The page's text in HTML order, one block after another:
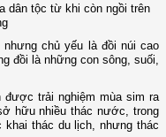
dân tộc từ khi còn ngồi trên
chủ yếu là đồi núi cao
đồi là những con sông, suối,
được trải nghiệm mùa sim ra
hữu nhiều thác nước, trong
thác du lịch, nhưng thác